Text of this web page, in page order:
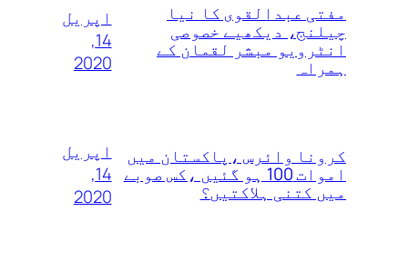
مفتی عبدالقوی کا نیا
چیلنج، دیکھیے خصوصی
انٹرویو مبشر لقمان کے
ہمراہ
اپریل
14,
2020
کرونا وائرس ،پاکستان میں
اموات 100 ہو گئیں ،کس صوبے
میں کتنی ہلاکتیں؟
اپریل
14,
2020